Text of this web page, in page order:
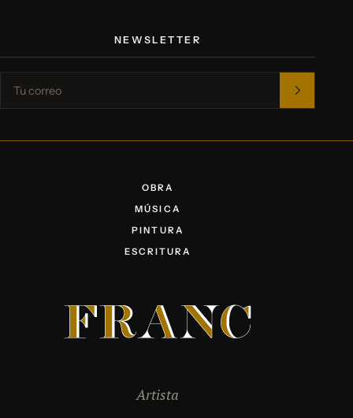
NEWSLETTER
OBRA
MÚSICA
PINTURA
ESCRITURA
Artista